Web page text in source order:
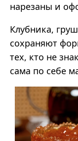
нарезаны и
Клубника,
сохраняют
тех, кто не
сама по себе